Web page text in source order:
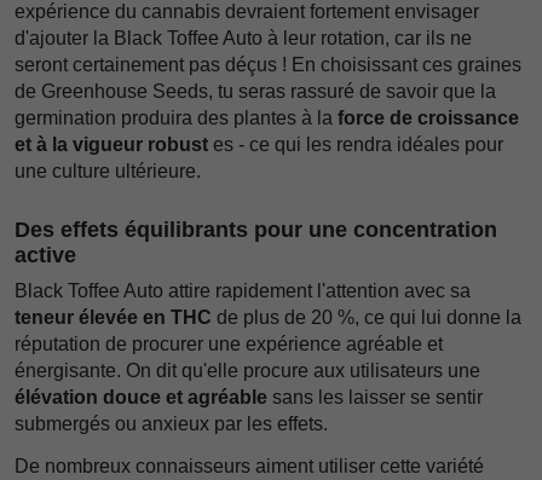
expérience du cannabis devraient fortement envisager
d'ajouter la Black Toffee Auto à leur rotation, car ils ne
seront certainement pas déçus ! En choisissant ces graines
de Greenhouse Seeds, tu seras rassuré de savoir que la
germination produira des plantes à la force de croissance
et à la vigueur robust es - ce qui les rendra idéales pour
une culture ultérieure.
Des effets équilibrants pour une concentration
active
Black Toffee Auto attire rapidement l'attention avec sa
teneur élevée en THC de plus de 20 %, ce qui lui donne la
réputation de procurer une expérience agréable et
énergisante. On dit qu'elle procure aux utilisateurs une
élévation douce et agréable sans les laisser se sentir
submergés ou anxieux par les effets.
De nombreux connaisseurs aiment utiliser cette variété